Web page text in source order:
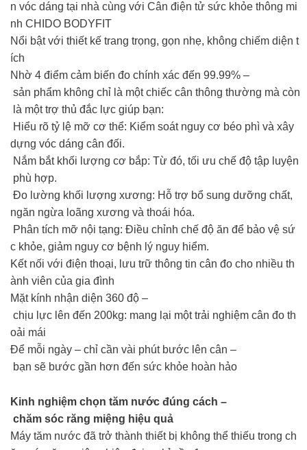
n vóc dáng tại nhà cùng với Cân điện tử sức khỏe thông mi
nh CHIDO BODYFIT
Nổi bật với thiết kế trang trọng, gọn nhẹ, không chiếm diện t
ích
Nhờ 4 điểm cảm biến đo chính xác đến 99.99% –
sản phẩm không chỉ là một chiếc cân thông thường mà còn
là một trợ thủ đắc lực giúp bạn:
Hiểu rõ tỷ lệ mỡ cơ thể: Kiểm soát nguy cơ béo phì và xây
dựng vóc dáng cân đối.
Nắm bắt khối lượng cơ bắp: Từ đó, tối ưu chế độ tập luyện
phù hợp.
Đo lường khối lượng xương: Hỗ trợ bổ sung dưỡng chất,
ngăn ngừa loãng xương và thoái hóa.
Phân tích mỡ nội tạng: Điều chỉnh chế độ ăn để bảo vệ sứ
c khỏe, giảm nguy cơ bệnh lý nguy hiểm.
Kết nối với điện thoại, lưu trữ thông tin cân đo cho nhiều th
ành viên của gia đình
Mặt kính nhận diện 360 độ –
chịu lực lên đến 200kg: mang lại một trải nghiệm cân đo th
oải mái
Để mỗi ngày – chỉ cần vài phút bước lên cân –
bạn sẽ bước gần hơn đến sức khỏe hoàn hảo
Kinh nghiệm chọn tăm nước đúng cách –
chăm sóc răng miệng hiệu quả
Máy tăm nước đã trở thành thiết bị không thể thiếu trong ch